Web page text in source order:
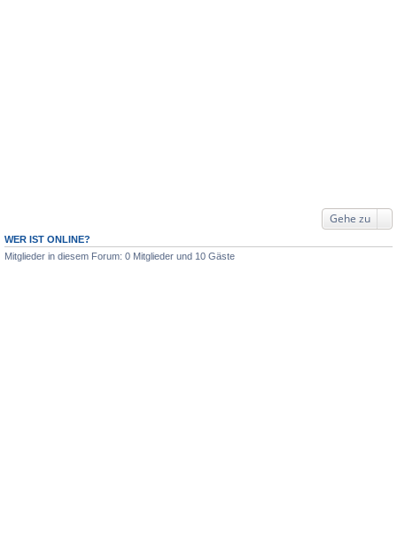
Gehe zu
WER IST ONLINE?
Mitglieder in diesem Forum: 0 Mitglieder und 10 Gäste